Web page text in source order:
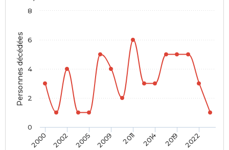
Personnes décédées
2000 2002 2005 2009 2011 2014 2019 2022
0
2
4
6
8